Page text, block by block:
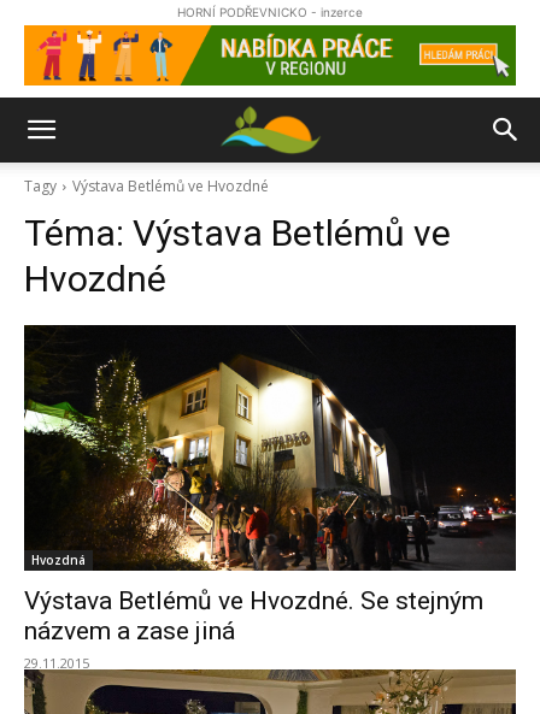
HORNÍ PODŘEVNICKO - inzerce
Tagy Výstava Betlémů ve Hvozdné
Téma: Výstava Betlémů ve
Hvozdné
Hvozdná
Výstava Betlémů ve Hvozdné. Se stejným
názvem a zase jiná
29.11.2015